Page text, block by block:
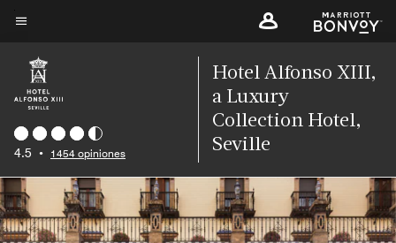
Skip
main
content
4.5 • 1454 opiniones
Hotel Alfonso XIII,
a Luxury
Collection Hotel,
Seville